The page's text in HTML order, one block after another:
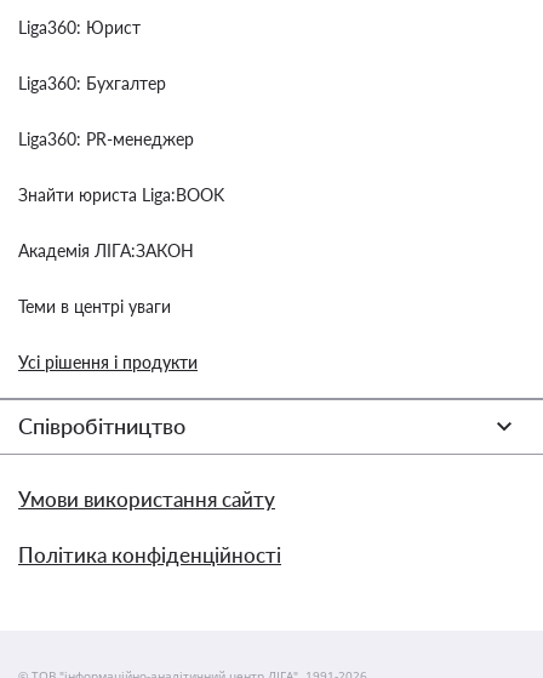
Liga360: Юрист
Liga360: Бухгалтер
Liga360: PR-менеджер
Знайти юриста Liga:BOOK
Академія ЛІГА:ЗАКОН
Теми в центрі уваги
Усі рішення і продукти
Співробітництво
Умови використання сайту
Політика конфіденційності